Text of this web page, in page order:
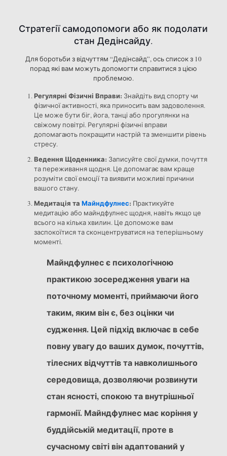
Стратегії самодопомоги або як подолати
стан Дедінсайду.
Для боротьби з відчуттям “Дедінсайд”, ось список з 10
порад які вам можуть допомогти справитися з цією
проблемою.
Регулярні Фізичні Вправи: Знайдіть вид спорту чи
фізичної активності, яка приносить вам задоволення.
Це може бути біг, йога, танці або прогулянки на
свіжому повітрі. Регулярні фізичні вправи
допомагають покращити настрій та зменшити рівень
стресу.
Ведення Щоденника: Записуйте свої думки, почуття
та переживання щодня. Це допомагає вам краще
розуміти свої емоції та виявити можливі причини
вашого стану.
Медитація та Майндфулнес: Практикуйте
медитацію або майндфулнес щодня, навіть якщо це
всього на кілька хвилин. Це допоможе вам
заспокоїтися та сконцентруватися на теперішньому
моменті.
Майндфулнес є психологічною
практикою зосередження уваги на
поточному моменті, приймаючи його
таким, яким він є, без оцінки чи
судження. Цей підхід включає в себе
повну увагу до ваших думок, почуттів,
тілесних відчуттів та навколишнього
середовища, дозволяючи розвинути
стан ясності, спокою та внутрішньої
гармонії. Майндфулнес має коріння у
буддійській медитації, проте в
сучасному світі він адаптований у